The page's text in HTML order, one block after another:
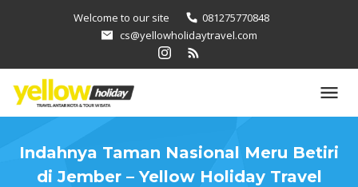
Welcome to our site
081275770848
cs@yellowholidaytravel.com
Indahnya Taman Nasional Meru Betiri
di Jember – Yellow Holiday Travel